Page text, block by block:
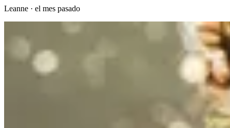
Leanne · el mes pasado